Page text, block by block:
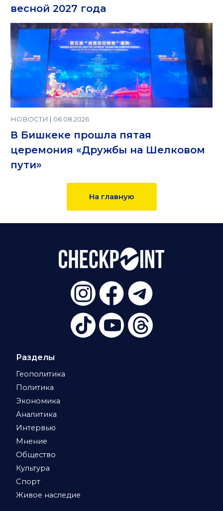
весной 2027 года
НОВОСТИ | 06.08.2026
В Бишкеке прошла пятая
церемония «Дружбы на Шелковом
пути»
На главную
Разделы
Геополитика
Политика
Экономика
Аналитика
Интервью
Мнение
Общество
Культура
Спорт
Живое наследие